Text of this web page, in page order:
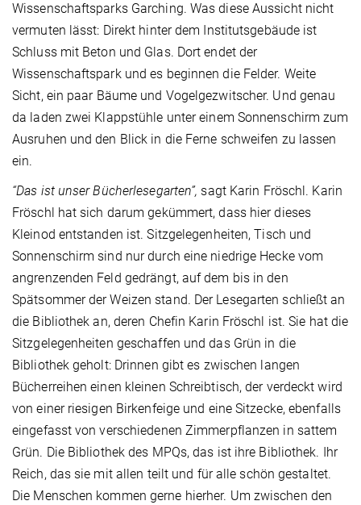
Wissenschaftsparks Garching. Was diese Aussicht nicht
vermuten lässt: Direkt hinter dem Institutsgebäude ist
Schluss mit Beton und Glas. Dort endet der
Wissenschaftspark und es beginnen die Felder. Weite
Sicht, ein paar Bäume und Vogelgezwitscher. Und genau
da laden zwei Klappstühle unter einem Sonnenschirm zum
Ausruhen und den Blick in die Ferne schweifen zu lassen
ein.
“Das ist unser Bücherlesegarten”, sagt Karin Fröschl. Karin
Fröschl hat sich darum gekümmert, dass hier dieses
Kleinod entstanden ist. Sitzgelegenheiten, Tisch und
Sonnenschirm sind nur durch eine niedrige Hecke vom
angrenzenden Feld gedrängt, auf dem bis in den
Spätsommer der Weizen stand. Der Lesegarten schließt an
die Bibliothek an, deren Chefin Karin Fröschl ist. Sie hat die
Sitzgelegenheiten geschaffen und das Grün in die
Bibliothek geholt: Drinnen gibt es zwischen langen
Bücherreihen einen kleinen Schreibtisch, der verdeckt wird
von einer riesigen Birkenfeige und eine Sitzecke, ebenfalls
eingefasst von verschiedenen Zimmerpflanzen in sattem
Grün. Die Bibliothek des MPQs, das ist ihre Bibliothek. Ihr
Reich, das sie mit allen teilt und für alle schön gestaltet.
Die Menschen kommen gerne hierher. Um zwischen den